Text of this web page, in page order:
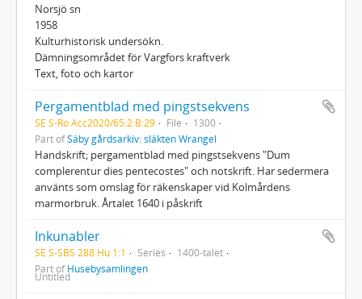
Norsjö sn
1958
Kulturhistorisk undersökn.
Dämningsområdet för Vargfors kraftverk
Text, foto och kartor
Pergamentblad med pingstsekvens
SE S-Ro Acc2020/65:2:B:29 File
1300
Part ofSäby gårdsarkiv: släkten Wrangel
Handskrift; pergamentblad med pingstsekvens "Dum
complerentur dies pentecostes" och notskrift. Har sedermera
använts som omslag för räkenskaper vid Kolmårdens
marmorbruk. Årtalet 1640 i påskrift
Inkunabler
SE S-SBS 288 Hu 1:1 Series
1400-talet
Part ofHusebysamlingen
Untitled